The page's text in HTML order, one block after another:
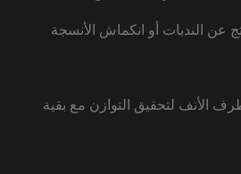
الأنف لتحقيق التوازن مع بقية